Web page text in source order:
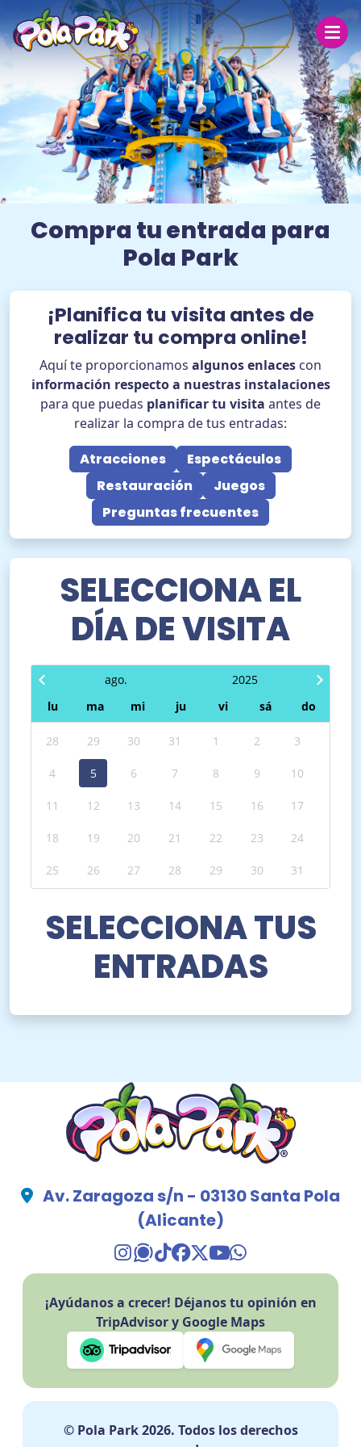
Hoy Domingo 9
31 °C
31 ºC
27 ºC
Abierto hoy de 19:00 a 00:00
El parque
Grupos
Escolares
Ayuda
ES COMPRAR ENTRADAS
TikTok Pola Park
Facebook Pola Park
Twitter/X Pola
YouTube Pola
WhatsApp
Compra tu entrada para
Pola Park
¡Planifica tu visita antes de
realizar tu compra online!
Aquí te proporcionamos algunos enlaces con
información respecto a nuestras instalaciones
para que puedas planificar tu visita antes de
realizar la compra de tus entradas:
Atracciones
Espectáculos
Restauración
Juegos
Preguntas frecuentes
SELECCIONA EL
DÍA DE VISITA
ago.
2025
lu
ma mi ju vi sá do
28 29 30 31 1 2 3
4 5 6 7 8 9 10
11 12 13 14 15 16 17
18 19 20 21 22 23 24
25 26 27 28 29 30 31
SELECCIONA TUS
ENTRADAS
Av. Zaragoza s/n - 03130 Santa Pola
(Alicante)
TikTok Pola Park
Facebook Pola Park
Twitter/X Pola
YouTube Pola
WhatsApp
¡Ayúdanos a crecer! Déjanos tu opinión en
TripAdvisor y Google Maps
© Pola Park 2026. Todos los derechos